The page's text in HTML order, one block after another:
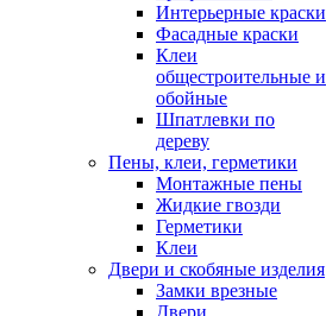
Интерьерные краски
Фасадные краски
Клеи
общестроительные и
обойные
Шпатлевки по
дереву
Пены, клеи, герметики
Монтажные пены
Жидкие гвозди
Герметики
Клеи
Двери и скобяные изделия
Замки врезные
Двери